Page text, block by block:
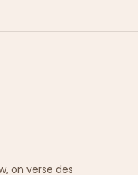
on verse des